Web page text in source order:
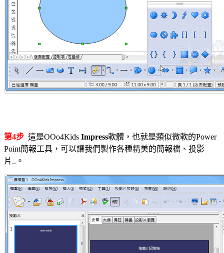
第4步 這是OOo4Kids Impress軟體，也就是類似微軟的Power
Point簡報工具，可以讓我們製作各種精美的簡報檔、投影
片..。